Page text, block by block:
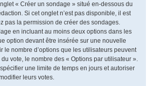
« Créer un sondage » situé en-dessous du
Si cet onglet n’est pas disponible, il est
pas la permission de créer des sondages.
en incluant au moins deux options dans les
option devant être insérée sur une nouvelle
le nombre d’options que les utilisateurs peuvent
vote, le nombre des « Options par utilisateur ».
une limite de temps en jours et autoriser
leurs votes.